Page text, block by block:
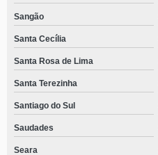
Sangão
Santa Cecília
Santa Rosa de Lima
Santa Terezinha
Santiago do Sul
Saudades
Seara